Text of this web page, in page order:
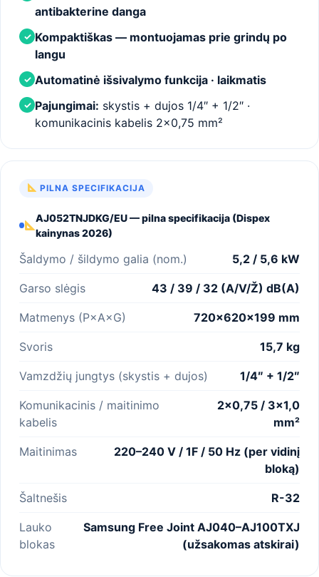
antibakterine danga
✓ Kompaktiškas — montuojamas prie grindų po
langu
✓ Automatinė išsivalymo funkcija · laikmatis
✓ Pajungimai: skystis + dujos 1/4″ + 1/2″ ·
komunikacinis kabelis 2×0,75 mm²
PILNA SPECIFIKACIJA
AJ052TNJDKG/EU — pilna specifikacija (Dispex
kainynas 2026)
Šaldymo / šildymo galia (nom.) 5,2 / 5,6 kW
Garso slėgis 43 / 39 / 32 (A/V/Ž) dB(A)
Matmenys (P×A×G) 720×620×199 mm
Svoris 15,7 kg
Vamzdžių jungtys (skystis + dujos) 1/4″ + 1/2″
Komunikacinis / maitinimo
kabelis
2×0,75 / 3×1,0
mm²
Maitinimas
220–240 V / 1F / 50 Hz (per vidinį
bloką)
Šaltnešis R-32
Lauko
blokas
Samsung Free Joint AJ040–AJ100TXJ
(užsakomas atskirai)